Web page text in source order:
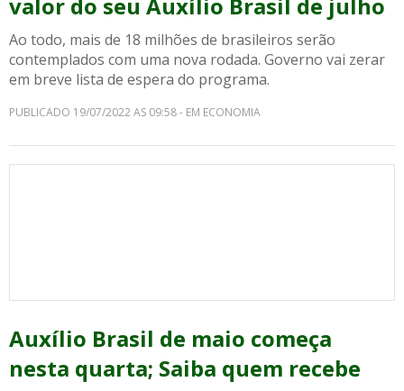
Ao todo, mais de 18 milhões de brasileiros serão
contemplados com uma nova rodada. Governo vai zerar
em breve lista de espera do programa.
PUBLICADO 19/07/2022 AS 09:58 - EM ECONOMIA
Auxílio Brasil de maio começa
nesta quarta; Saiba quem recebe